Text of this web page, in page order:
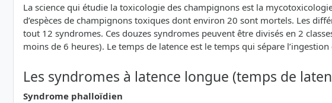
La science qui étudie la toxicologie des champignons est la
d’espèces de champignons toxiques dont environ 20 sont mortels. Les
tout 12 syndromes. Ces douzes syndromes peuvent être divisés en 2
moins de 6 heures). Le temps de latence est le temps qui sépare
Les syndromes à latence longue (temps de
Syndrome phalloïdien